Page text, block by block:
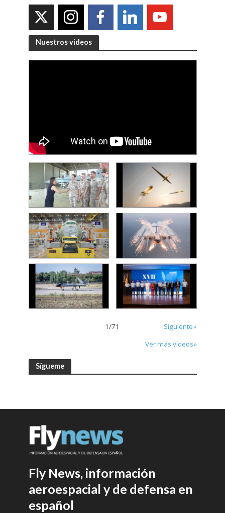
Nuestros videos
1/71
Siguiente»
Ver más vídeos»
Sígueme
Fly News, información
aeroespacial y de defensa en
español